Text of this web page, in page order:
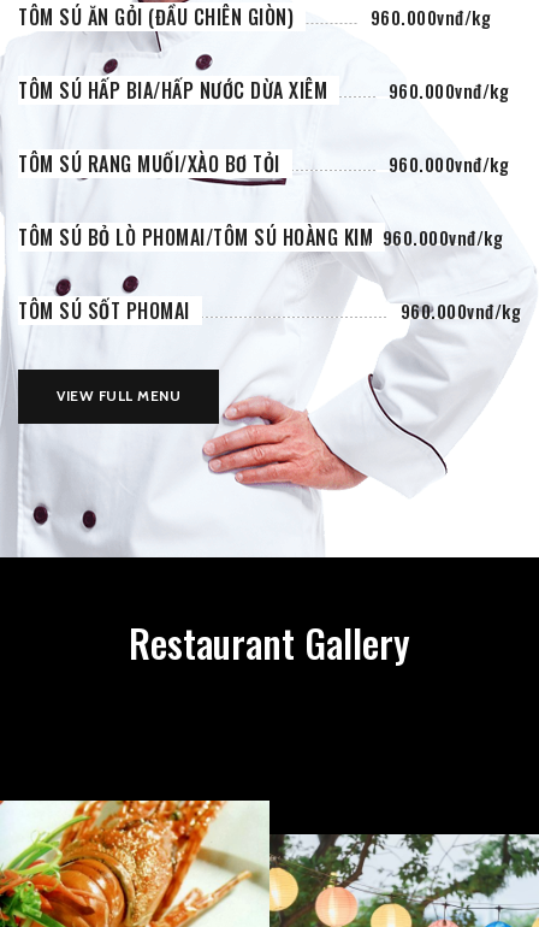
TÔM SÚ ĂN GỎI (ĐẦU CHIÊN GIÒN) 960.000vnđ/kg
TÔM SÚ HẤP BIA/HẤP NƯỚC DỪA XIÊM 960.000vnđ/kg
TÔM SÚ RANG MUỐI/XÀO BƠ TỎI 960.000vnđ/kg
TÔM SÚ BỎ LÒ PHOMAI/TÔM SÚ HOÀNG KIM 960.000vnđ/kg
TÔM SÚ SỐT PHOMAI 960.000vnđ/kg
VIEW FULL MENU
Restaurant Gallery